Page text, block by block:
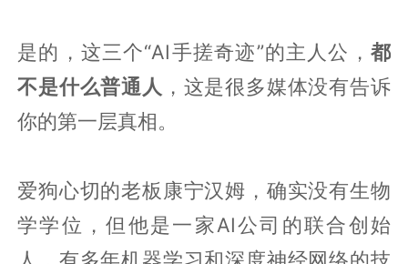
是的，这三个“AI手搓奇迹”的主人公， 都
不是什么普通人 ，这是很多媒体没有告诉
你的第一层真相。
爱狗心切的老板康宁汉姆，确实没有生物
学学位，但他是一家AI公司的联合创始